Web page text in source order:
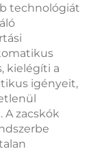
technológiát
kielégíti a
igényeit,
A zacskók